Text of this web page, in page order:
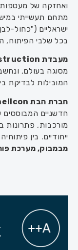
ואחזקה של
מתחם תעשייתי
בכל שלבי הפיתוח,
מעבדת
מסוגה בעולם,
המובילות לבדיקת
חברת הבת
חדשניים המבוססים
מורכבות, פתרונות
ייחודיים. בין
מבמבוק, מערכת